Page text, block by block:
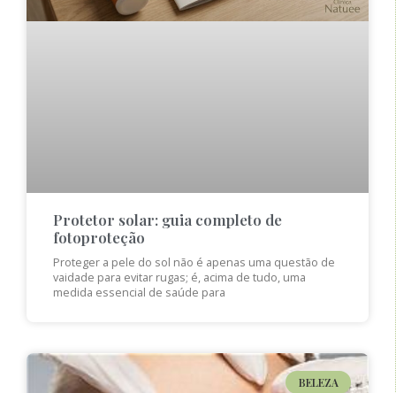
Protetor solar: guia completo de
fotoproteção
Proteger a pele do sol não é apenas uma questão de
vaidade para evitar rugas; é, acima de tudo, uma
medida essencial de saúde para
BELEZA